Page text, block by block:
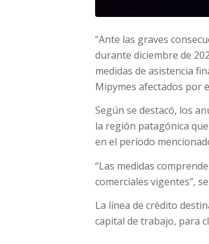
“Ante las graves
durante diciembre de
medidas de asistencia
Mipymes afectados por
Según se destacó, los
la región patagónica
en el período
“Las medidas
comerciales vigentes”,
La línea de crédito
capital de trabajo, para